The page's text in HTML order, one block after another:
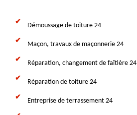
Démoussage de toiture 24
Maçon, travaux de maçonnerie 24
Réparation, changement de faîtière 24
Réparation de toiture 24
Entreprise de terrassement 24